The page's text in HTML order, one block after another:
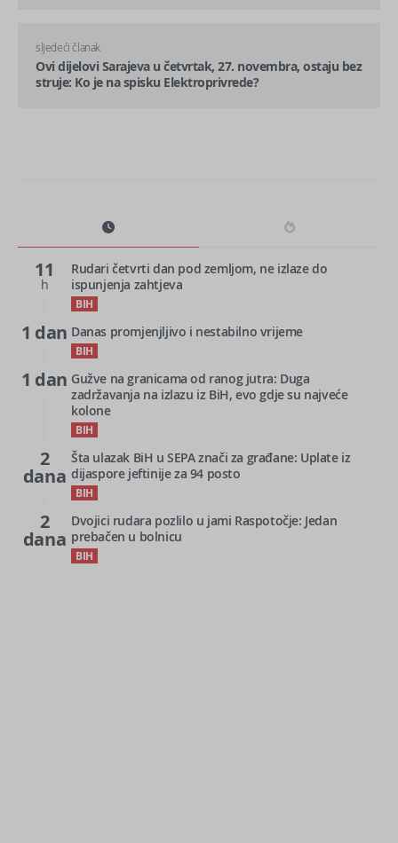
sljedeći članak
Ovi dijelovi Sarajeva u četvrtak, 27. novembra, ostaju bez
struje: Ko je na spisku Elektroprivrede?
11
h
Rudari četvrti dan pod zemljom, ne izlaze do
ispunjenja zahtjeva
BIH
1 dan Danas promjenjljivo i nestabilno vrijeme
BIH
1 dan Gužve na granicama od ranog jutra: Duga
zadržavanja na izlazu iz BiH, evo gdje su najveće
kolone
BIH
2
dana
Šta ulazak BiH u SEPA znači za građane: Uplate iz
dijaspore jeftinije za 94 posto
BIH
2
dana
Dvojici rudara pozlilo u jami Raspotočje: Jedan
prebačen u bolnicu
BIH